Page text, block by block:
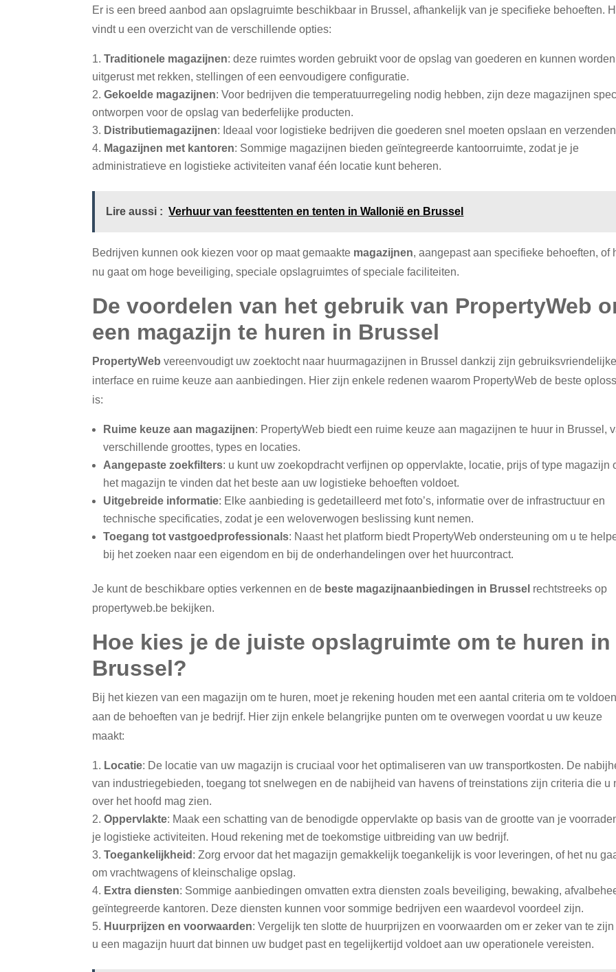
Er is een breed aanbod aan opslagruimte beschikbaar in Brussel, afhankelijk van je specifieke behoeften.
vindt u een overzicht van de verschillende opties:
Traditionele magazijnen: deze ruimtes worden gebruikt voor de opslag van goederen en kunnen worden
uitgerust met rekken, stellingen of een eenvoudigere configuratie.
Gekoelde magazijnen: Voor bedrijven die temperatuurregeling nodig hebben, zijn deze magazijnen
ontworpen voor de opslag van bederfelijke producten.
Distributiemagazijnen: Ideaal voor logistieke bedrijven die goederen snel moeten opslaan en
Magazijnen met kantoren: Sommige magazijnen bieden geïntegreerde kantoorruimte, zodat je je
administratieve en logistieke activiteiten vanaf één locatie kunt beheren.
Lire aussi : Verhuur van feesttenten en tenten in Wallonië en Brussel
Bedrijven kunnen ook kiezen voor op maat gemaakte magazijnen, aangepast aan specifieke behoeften, of
nu gaat om hoge beveiliging, speciale opslagruimtes of speciale faciliteiten.
De voordelen van het gebruik van PropertyWeb
een magazijn te huren in Brussel
PropertyWeb vereenvoudigt uw zoektocht naar huurmagazijnen in Brussel dankzij zijn
interface en ruime keuze aan aanbiedingen. Hier zijn enkele redenen waarom PropertyWeb de beste
is:
Ruime keuze aan magazijnen: PropertyWeb biedt een ruime keuze aan magazijnen te huur in Brussel,
verschillende groottes, types en locaties.
Aangepaste zoekfilters: u kunt uw zoekopdracht verfijnen op oppervlakte, locatie, prijs of type magazijn
het magazijn te vinden dat het beste aan uw logistieke behoeften voldoet.
Uitgebreide informatie: Elke aanbieding is gedetailleerd met foto’s, informatie over de infrastructuur en
technische specificaties, zodat je een weloverwogen beslissing kunt nemen.
Toegang tot vastgoedprofessionals: Naast het platform biedt PropertyWeb ondersteuning om u te
bij het zoeken naar een eigendom en bij de onderhandelingen over het huurcontract.
Je kunt de beschikbare opties verkennen en de beste magazijnaanbiedingen in Brussel rechtstreeks op
propertyweb.be bekijken.
Hoe kies je de juiste opslagruimte om te huren in
Brussel?
Bij het kiezen van een magazijn om te huren, moet je rekening houden met een aantal criteria om te
aan de behoeften van je bedrijf. Hier zijn enkele belangrijke punten om te overwegen voordat u uw keuze
maakt:
Locatie: De locatie van uw magazijn is cruciaal voor het optimaliseren van uw transportkosten. De
van industriegebieden, toegang tot snelwegen en de nabijheid van havens of treinstations zijn criteria die u
over het hoofd mag zien.
Oppervlakte: Maak een schatting van de benodigde oppervlakte op basis van de grootte van je
je logistieke activiteiten. Houd rekening met de toekomstige uitbreiding van uw bedrijf.
Toegankelijkheid : Zorg ervoor dat het magazijn gemakkelijk toegankelijk is voor leveringen, of het nu
om vrachtwagens of kleinschalige opslag.
Extra diensten: Sommige aanbiedingen omvatten extra diensten zoals beveiliging, bewaking,
geïntegreerde kantoren. Deze diensten kunnen voor sommige bedrijven een waardevol voordeel zijn.
Huurprijzen en voorwaarden: Vergelijk ten slotte de huurprijzen en voorwaarden om er zeker van te
u een magazijn huurt dat binnen uw budget past en tegelijkertijd voldoet aan uw operationele vereisten.